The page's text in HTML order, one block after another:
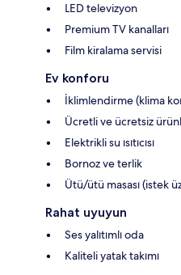
LED televizyon
Premium TV kanalları
Film kiralama servisi
Ev konforu
İklimlendirme (klima
Ücretli ve ücretsiz
Elektrikli su ısıtıcısı
Bornoz ve terlik
Ütü/ütü masası (istek
Rahat uyuyun
Ses yalıtımlı oda
Kaliteli yatak takımı